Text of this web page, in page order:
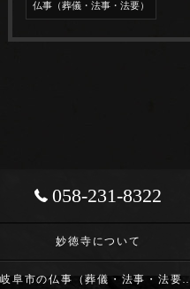
仏事（葬儀・法事・法要）
058-231-8322
妙徳寺について
岐阜市の仏事（葬儀・法事・法要）･浄土真宗